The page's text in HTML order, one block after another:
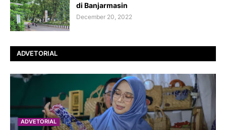
di Banjarmasin
December 20, 2022
ADVETORIAL
ADVETORIAL